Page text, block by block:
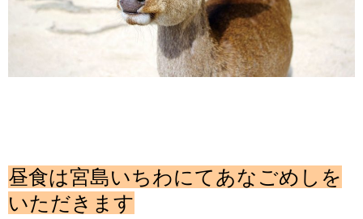
昼食は宮島いちわにてあなごめしを
いただきます